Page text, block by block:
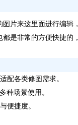
片来这里面进行编辑，
是非常的方便快捷的，
各类修图需求。
场景使用。
便捷度。